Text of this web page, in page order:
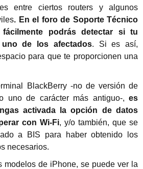
entre ciertos routers y algunos
. En el foro de Soporte Técnico
fácilmente podrás detectar si tu
de los afectados. Si es así,
para que te proporcionen una
BlackBerry -no de versión de
uno de carácter más antiguo-, es
activada la opción de datos
con Wi-Fi, y/o también, que se
a BIS para haber obtenido los
necesarios.
modelos de iPhone, se puede ver la